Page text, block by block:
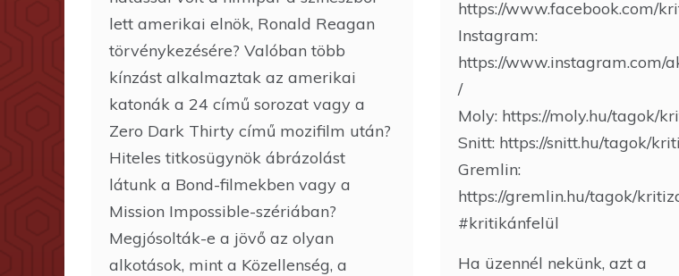
https://www.facebook.com/
Instagram:
https://www.instagram.com/
/
Moly: https://moly.hu/tagok/
Snitt: https://snitt.hu/tagok/
Gremlin:
https://gremlin.hu/tagok/
#kritikánfelül
Ha üzennél nekünk, azt a
lett amerikai elnök, Ronald Reagan
törvénykezésére? Valóban több
kínzást alkalmaztak az amerikai
katonák a 24 című sorozat vagy a
Zero Dark Thirty című mozifilm után?
Hiteles titkosügynök ábrázolást
látunk a Bond-filmekben vagy a
Mission Impossible-szériában?
Megjósolták-e a jövő az olyan
alkotások, mint a Közellenség, a